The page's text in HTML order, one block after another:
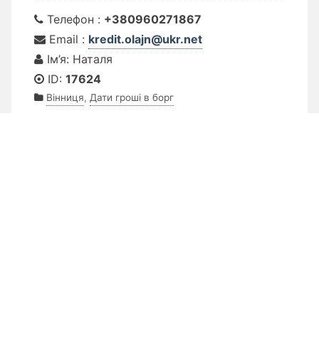
Телефон : +380960271867
Email : kredit.olajn@ukr.net
Ім’я: Наталя
ID: 17624
Вінниця, Дати гроші в борг